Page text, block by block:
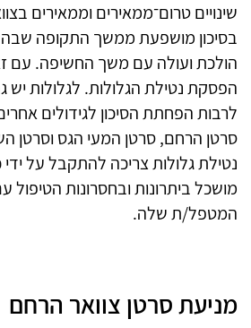
שינויים טרום־ממאירים וממאירים
בסיכון מושפעת ממשך התקופה שבה
הולכת ועולה עם משך החשיפה. עם
הפסקת נטילת הגלולות. לגלולות יש
לרבות הפחתת הסיכון לגידולים
סרטן הרחם, סרטן המעי הגס וסרטן
נטילת גלולות צריכה להתקבל על ידי
מושכל ביתרונות ובחסרונות הטיפול
המטפל/ת שלה.
מניעת סרטן צוואר הרחם